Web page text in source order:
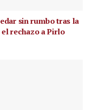
sin rumbo tras la
rechazo a Pirlo